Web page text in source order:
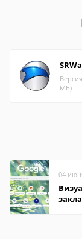
МБ)
04